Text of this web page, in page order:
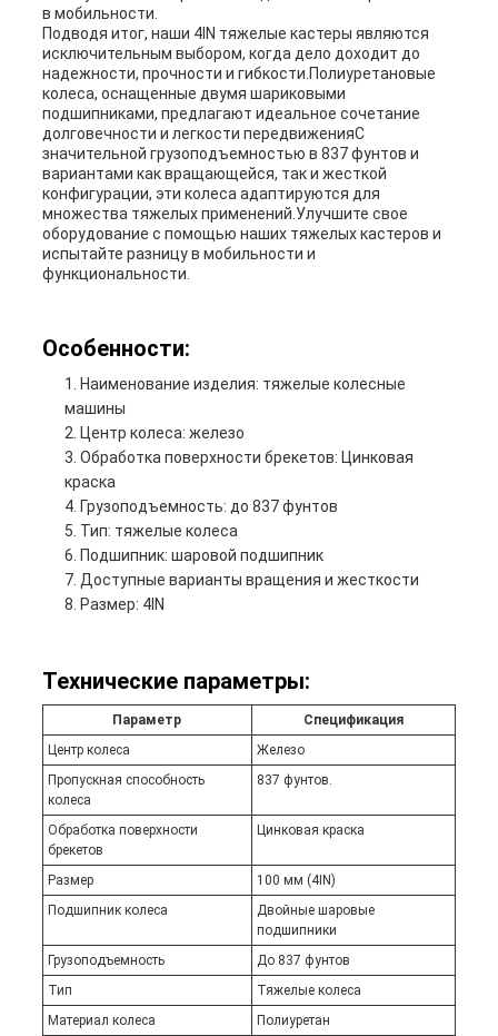
в мобильности.
Подводя итог, наши 4IN тяжелые кастеры являются
исключительным выбором, когда дело доходит до
надежности, прочности и гибкости.Полиуретановые
колеса, оснащенные двумя шариковыми
подшипниками, предлагают идеальное сочетание
долговечности и легкости передвиженияС
значительной грузоподъемностью в 837 фунтов и
вариантами как вращающейся, так и жесткой
конфигурации, эти колеса адаптируются для
множества тяжелых применений.Улучшите свое
оборудование с помощью наших тяжелых кастеров и
испытайте разницу в мобильности и
функциональности.
Особенности:
Наименование изделия: тяжелые колесные
машины
Центр колеса: железо
Обработка поверхности брекетов: Цинковая
краска
Грузоподъемность: до 837 фунтов
Тип: тяжелые колеса
Подшипник: шаровой подшипник
Доступные варианты вращения и жесткости
Размер: 4IN
Технические параметры:
Параметр
Спецификация
Центр колеса
Железо
Пропускная способность
колеса
837 фунтов.
Обработка поверхности
брекетов
Цинковая краска
Размер
100 мм (4IN)
Подшипник колеса
Двойные шаровые
подшипники
Грузоподъемность
До 837 фунтов
Тип
Тяжелые колеса
Материал колеса
Полиуретан